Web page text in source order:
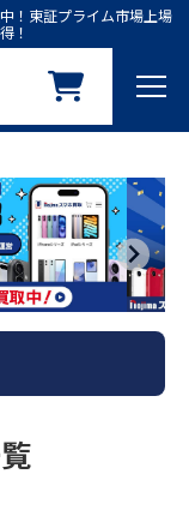
！東証プライム市場上場
！